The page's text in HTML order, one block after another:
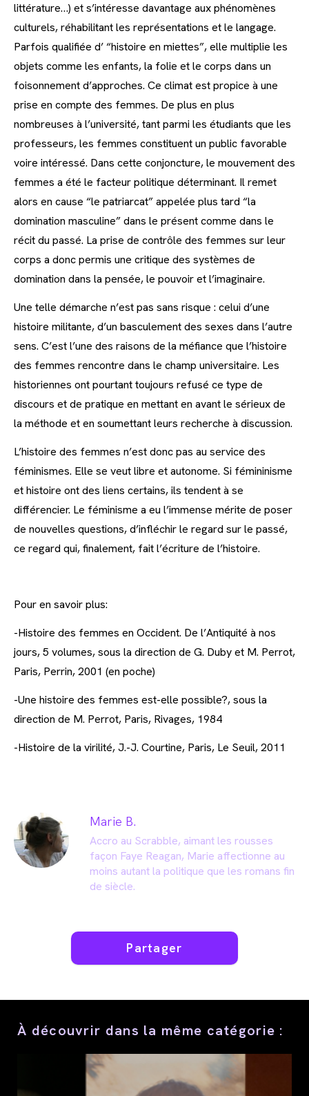
littérature…) et s’intéresse davantage aux phénomènes
culturels, réhabilitant les représentations et le langage.
Parfois qualifiée d’ “histoire en miettes”, elle multiplie les
objets comme les enfants, la folie et le corps dans un
foisonnement d’approches. Ce climat est propice à une
prise en compte des femmes. De plus en plus
nombreuses à l’université, tant parmi les étudiants que les
professeurs, les femmes constituent un public favorable
voire intéressé. Dans cette conjoncture, le mouvement des
femmes a été le facteur politique déterminant. Il remet
alors en cause “le patriarcat” appelée plus tard “la
domination masculine” dans le présent comme dans le
récit du passé. La prise de contrôle des femmes sur leur
corps a donc permis une critique des systèmes de
domination dans la pensée, le pouvoir et l’imaginaire.
Une telle démarche n’est pas sans risque : celui d’une
histoire militante, d’un basculement des sexes dans l’autre
sens. C’est l’une des raisons de la méfiance que l’histoire
des femmes rencontre dans le champ universitaire. Les
historiennes ont pourtant toujours refusé ce type de
discours et de pratique en mettant en avant le sérieux de
la méthode et en soumettant leurs recherche à discussion.
L’histoire des femmes n’est donc pas au service des
féminismes. Elle se veut libre et autonome. Si fémininisme
et histoire ont des liens certains, ils tendent à se
différencier. Le féminisme a eu l’immense mérite de poser
de nouvelles questions, d’infléchir le regard sur le passé,
ce regard qui, finalement, fait l’écriture de l’histoire.
Pour en savoir plus:
-Histoire des femmes en Occident. De l’Antiquité à nos
jours, 5 volumes, sous la direction de G. Duby et M. Perrot,
Paris, Perrin, 2001 (en poche)
-Une histoire des femmes est-elle possible?, sous la
direction de M. Perrot, Paris, Rivages, 1984
-Histoire de la virilité, J.-J. Courtine, Paris, Le Seuil, 2011
Marie B.
Accro au Scrabble, aimant les rousses
façon Faye Reagan, Marie affectionne au
moins autant la politique que les romans fin
de siècle.
Partager
Partager
À découvrir dans la même catégorie :